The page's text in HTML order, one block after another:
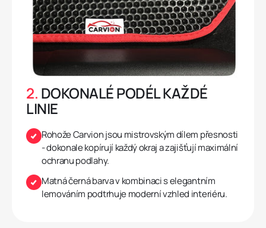
2. DOKONALÉ PODÉL KAŽDÉ
LINIE
Rohože Carvion jsou mistrovským dílem přesnosti
- dokonale kopírují každý okraj a zajišťují maximální
ochranu podlahy.
Matná černá barva v kombinaci s elegantním
lemováním podtrhuje moderní vzhled interiéru.